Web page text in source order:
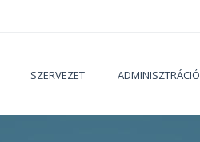
SZERVEZET ADMINISZTRÁCIÓ